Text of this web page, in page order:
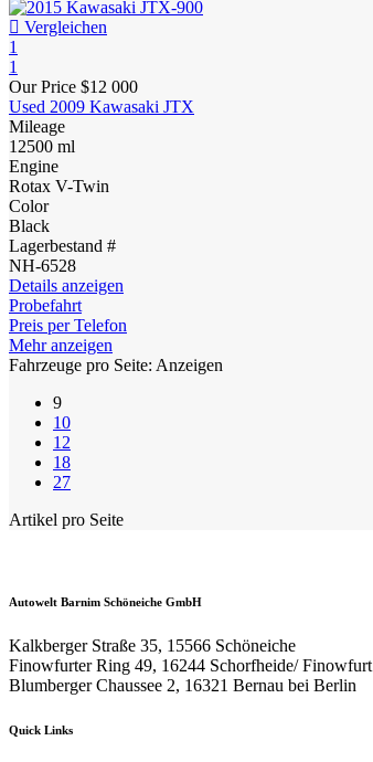
Vergleichen
1
1
Our Price $12 000
Used 2009 Kawasaki JTX
Mileage
12500 ml
Engine
Rotax V-Twin
Color
Black
Lagerbestand #
NH-6528
Details anzeigen
Probefahrt
Preis per Telefon
Mehr anzeigen
Fahrzeuge pro Seite: Anzeigen
9
10
12
18
27
Artikel pro Seite
Autowelt Barnim Schöneiche GmbH
Kalkberger Straße 35, 15566 Schöneiche
Finowfurter Ring 49, 16244 Schorfheide/ Finowfurt
Blumberger Chaussee 2, 16321 Bernau bei Berlin
Quick Links